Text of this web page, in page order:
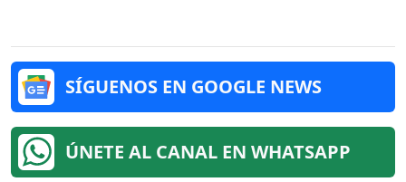
SÍGUENOS EN GOOGLE NEWS
ÚNETE AL CANAL EN WHATSAPP